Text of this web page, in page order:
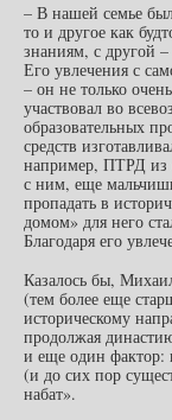
– В нашей семье
то и другое как
знаниям, с другой
Его увлечения с
– он не только
участвовал во
образовательных
средств
например, ПТРД из
с ним, еще
пропадать в
домом» для него
Благодаря его
Казалось бы,
(тем более еще
историческому
продолжая
и еще один фактор:
(и до сих пор
набат».